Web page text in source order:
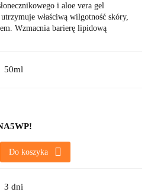
i aloe vera gel
właściwą wilgotność skóry,
Wzmacnia barierę lipidową
50ml
Do koszyka
3 dni